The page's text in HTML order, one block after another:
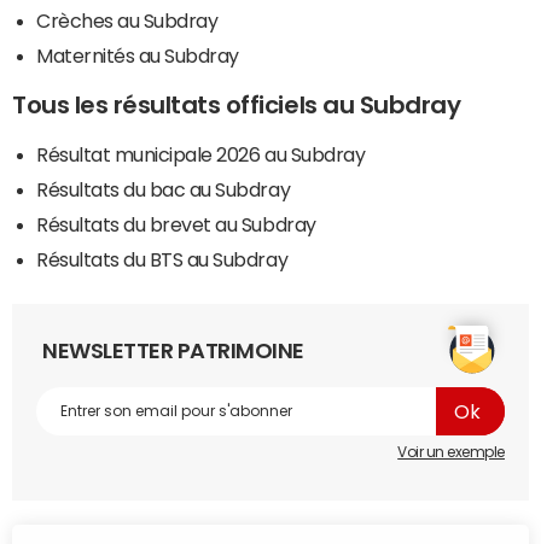
Crèches au Subdray
Maternités au Subdray
Tous les résultats officiels au Subdray
Résultat municipale 2026 au Subdray
Résultats du bac au Subdray
Résultats du brevet au Subdray
Résultats du BTS au Subdray
NEWSLETTER PATRIMOINE
Voir un exemple